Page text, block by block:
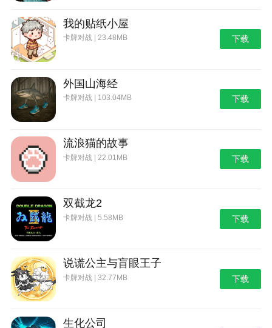
我的贴纸小屋
卡牌对战 | 23.48MB 下载
外国山海经
卡牌对战 | 103.04MB 下载
流浪猫的故事
卡牌对战 | 22.01MB 下载
双截龙2
卡牌对战 | 5.58MB 下载
说谎公主与盲眼王子
卡牌对战 | 32.77MB 下载
生化公司